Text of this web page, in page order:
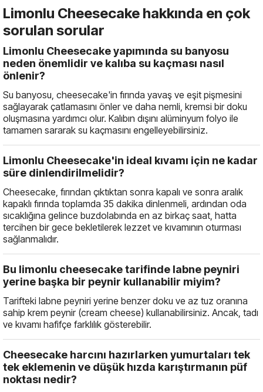
Limonlu Cheesecake hakkında en çok
sorulan sorular
Limonlu Cheesecake yapımında su banyosu
neden önemlidir ve kalıba su kaçması nasıl
önlenir?
Su banyosu, cheesecake'in fırında yavaş ve eşit pişmesini
sağlayarak çatlamasını önler ve daha nemli, kremsi bir doku
oluşmasına yardımcı olur. Kalıbın dışını alüminyum folyo ile
tamamen sararak su kaçmasını engelleyebilirsiniz.
Limonlu Cheesecake'in ideal kıvamı için ne kadar
süre dinlendirilmelidir?
Cheesecake, fırından çıktıktan sonra kapalı ve sonra aralık
kapaklı fırında toplamda 35 dakika dinlenmeli, ardından oda
sıcaklığına gelince buzdolabında en az birkaç saat, hatta
tercihen bir gece bekletilerek lezzet ve kıvamının oturması
sağlanmalıdır.
Bu limonlu cheesecake tarifinde labne peyniri
yerine başka bir peynir kullanabilir miyim?
Tarifteki labne peyniri yerine benzer doku ve az tuz oranına
sahip krem peynir (cream cheese) kullanabilirsiniz. Ancak, tadı
ve kıvamı hafifçe farklılık gösterebilir.
Cheesecake harcını hazırlarken yumurtaları tek
tek eklemenin ve düşük hızda karıştırmanın püf
noktası nedir?